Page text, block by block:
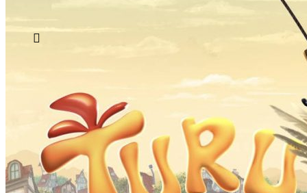
Vũng Tàu
Nha Trang
Đà Lạt
Cần Thơ
Quy Nhơn
Thừa Thiên Huế
Khác…
Blog